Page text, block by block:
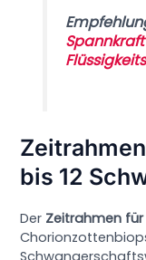
bis 12
Der Zeitrahmen